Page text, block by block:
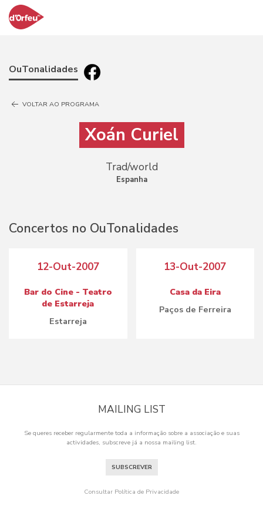
OuTonalidades
VOLTAR AO PROGRAMA
Xoán Curiel
Trad/world
Espanha
Concertos no OuTonalidades
12-Out-2007
Bar do Cine - Teatro
de Estarreja
Estarreja
13-Out-2007
Casa da Eira
Paços de Ferreira
MAILING LIST
Se queres receber regularmente toda a informação sobre a associação e suas
actividades, subscreve já a nossa mailing list.
SUBSCREVER
Consultar Política de Privacidade